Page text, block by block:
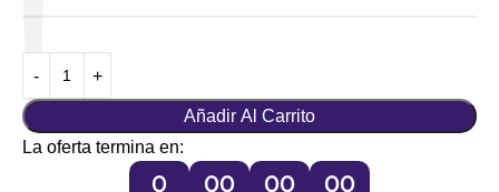
Añadir Al Carrito
La oferta termina en:
0 00 00 00